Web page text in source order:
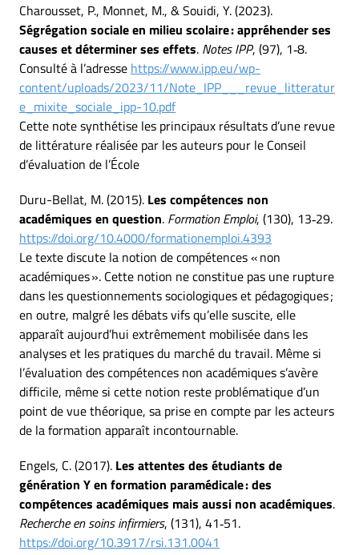
Charousset, P., Monnet, M., & Souidi, Y. (2023).
Ségrégation sociale en milieu scolaire : appréhender ses
causes et déterminer ses effets. Notes IPP, (97), 1‑8.
Consulté à l’adresse https://www.ipp.eu/wp-
content/uploads/2023/11/Note_IPP___revue_litteratur
e_mixite_sociale_ipp-10.pdf
Cette note synthétise les principaux résultats d’une revue
de littérature réalisée par les auteurs pour le Conseil
d’évaluation de l’École
Duru-Bellat, M. (2015). Les compétences non
académiques en question. Formation Emploi, (130), 13‑29.
https://doi.org/10.4000/formationemploi.4393
Le texte discute la notion de compétences « non
académiques ». Cette notion ne constitue pas une rupture
dans les questionnements sociologiques et pédagogiques ;
en outre, malgré les débats vifs qu’elle suscite, elle
apparaît aujourd’hui extrêmement mobilisée dans les
analyses et les pratiques du marché du travail. Même si
l’évaluation des compétences non académiques s’avère
difficile, même si cette notion reste problématique d’un
point de vue théorique, sa prise en compte par les acteurs
de la formation apparaît incontournable.
Engels, C. (2017). Les attentes des étudiants de
génération Y en formation paramédicale : des
compétences académiques mais aussi non académiques.
Recherche en soins infirmiers, (131), 41‑51.
https://doi.org/10.3917/rsi.131.0041